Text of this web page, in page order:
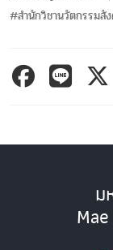
#สำนักวิชานวัตกรรมสั
ม